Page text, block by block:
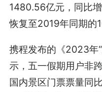
1480.56亿元，同比
恢复至2019年同期的
携程发布的《2023年
示，五一假期用户非
国内景区门票票量同